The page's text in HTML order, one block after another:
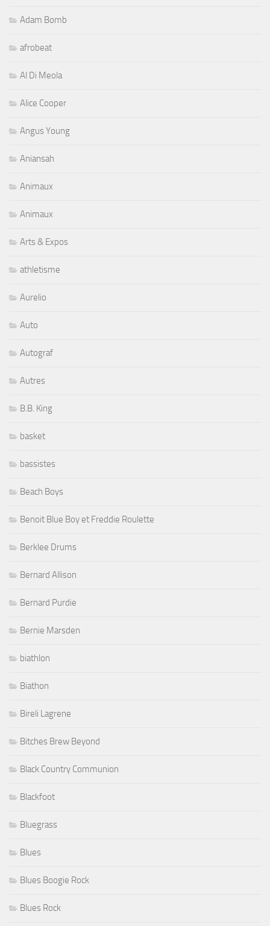
Adam Bomb
afrobeat
Al Di Meola
Alice Cooper
Angus Young
Aniansah
Animaux
Animaux
Arts & Expos
athletisme
Aurelio
Auto
Autograf
Autres
B.B. King
basket
bassistes
Beach Boys
Benoit Blue Boy et Freddie Roulette
Berklee Drums
Bernard Allison
Bernard Purdie
Bernie Marsden
biathlon
Biathon
Bireli Lagrene
Bitches Brew Beyond
Black Country Communion
Blackfoot
Bluegrass
Blues
Blues Boogie Rock
Blues Rock